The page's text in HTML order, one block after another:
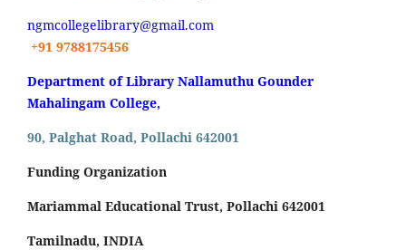
ngmcollegelibrary@gmail.com
+91 9788175456
Department of Library Nallamuthu Gounder
Mahalingam College,
90, Palghat Road, Pollachi 642001
Funding Organization
Mariammal Educational Trust, Pollachi 642001
Tamilnadu, INDIA